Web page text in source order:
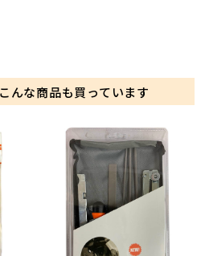
んな商品も買っています